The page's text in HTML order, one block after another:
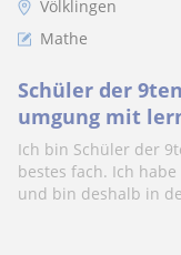
Völklingen
Mathe
Schüler der
umgung mit
aufgaben
Ich bin Schüler der
bestes fach. Ich
und bin deshalb in